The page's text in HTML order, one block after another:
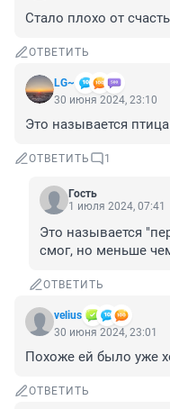
Стало плохо от
ОТВЕТИТЬ
LG~
30 июня 2024, 23:10
Это называется
ОТВЕТИТЬ 1
Гость
1 июля 2024, 07:41
Это называется
смог, но меньше
ОТВЕТИТЬ
velius
30 июня 2024, 23:01
Похоже ей было уже
ОТВЕТИТЬ